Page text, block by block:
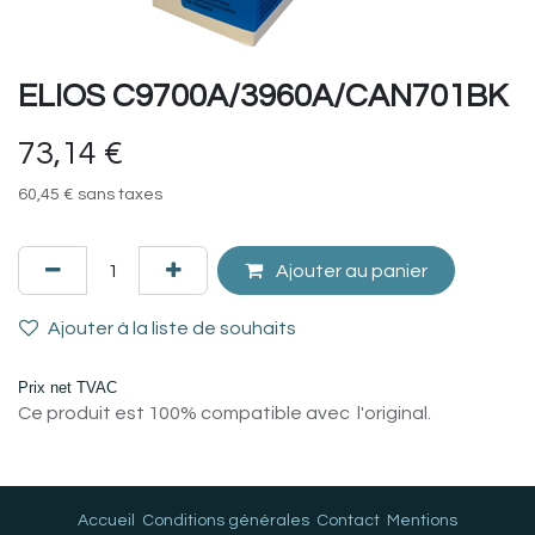
ELIOS C9700A/3960A/CAN701BK
73,14 €
60,45 € sans taxes
Ajouter au panier
Ajouter à la liste de souhaits
Prix net TVAC
Ce produit est 100% compatible avec l'original.
Accueil Conditions générales Contact Mentions